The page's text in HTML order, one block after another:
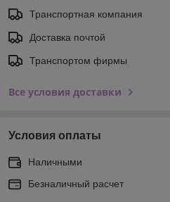
Транспортная компания
Доставка почтой
Транспортом фирмы
Все условия доставки
Условия оплаты
Наличными
Безналичный расчет